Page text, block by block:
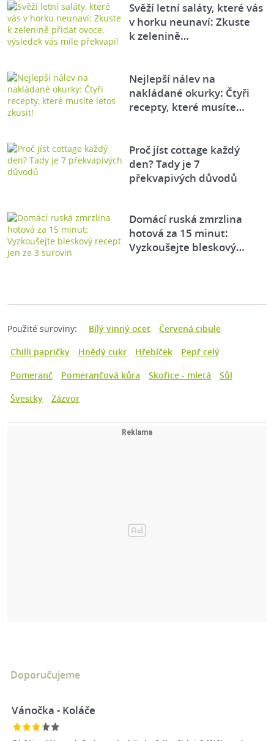
Svěží letní saláty, které vás
v horku neunaví: Zkuste
k zelenině…
Nejlepší nálev na
nakládané okurky: Čtyři
recepty, které musíte…
Proč jíst cottage každý
den? Tady je 7
překvapivých důvodů
Domácí ruská zmrzlina
hotová za 15 minut:
Vyzkoušejte bleskový…
Použité suroviny: Bílý vinný ocet
Červená cibule
Chilli papričky
Hnědý cukr Hřebíček
Pepř celý
Pomeranč
Pomerančová kůra Skořice - mletá
Sůl
Švestky
Zázvor
Doporučujeme
Vánočka - Koláče